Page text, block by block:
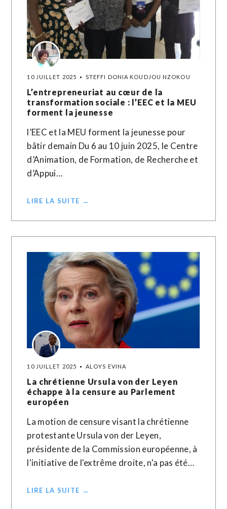
10 JUILLET 2025 STEFFI DONIA KOUDJOU NZOKOU
L’entrepreneuriat au cœur de la
transformation sociale : l’EEC et la MEU
forment la jeunesse
l’EEC et la MEU forment la jeunesse pour
bâtir demain Du 6 au 10 juin 2025, le Centre
d’Animation, de Formation, de Recherche et
d’Appui…
LIRE LA SUITE →
10 JUILLET 2025 ALOYS EVINA
La chrétienne Ursula von der Leyen
échappe à la censure au Parlement
européen
La motion de censure visant la chrétienne
protestante Ursula von der Leyen,
présidente de la Commission européenne, à
l'initiative de l'extrême droite, n'a pas été…
LIRE LA SUITE →